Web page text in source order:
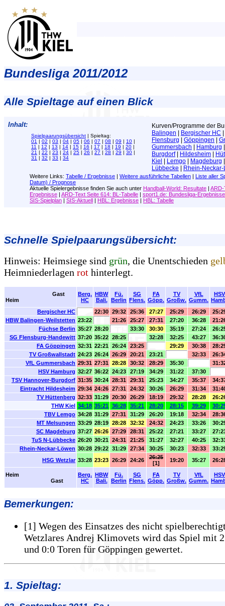
Bundesliga 2011/2012
Alle Spieltage auf einen Blick
Inhalt:
Spielpaarungsübersicht | Spieltag:
01 | 02 | 03 | 04 | 05 | 06 | 07 | 08 | 09 | 10 |
11 | 12 | 13 | 14 | 15 | 16 | 17 | 18 | 19 | 20 |
21 | 22 | 23 | 24 | 25 | 26 | 27 | 28 | 29 | 30 |
31 | 32 | 33 | 34
Kurven/Programme der
Balingen
Bergischer HC
Flensburg
Göppingen
Gummersbach
Hamburg
Burgdorf| Hildesheim
Kiel
Lemgo Magdeburg
Lübbecke
Rhein-
Weitere Links: Tabelle / Ergebnisse | Weitere ausführliche Tabellen | Liste aller
Datum) / Prognose
Aktuelle Spielergebnisse finden Sie auch unter Handball-World: Resultate | ARD-
Ergebnisse | ARD-Text Seite 614: BL-Tabelle | sport1.de: Bundesliga-Ergebnisse
SIS-Spielplan | SIS-Aktuell | HBL: Ergebnisse | HBL: Tabelle
Schnelle Spielpaarungsübersicht:
Hinweis: Heimsiege sind grün, die Unentschieden
Heimniederlagen rot hinterlegt.
Gast
Heim
Berg.
HC
HBW
Bali.
Fü.
Berlin
SG
Flens.
FA
Göpp.
TV
Großw.
VfL
Gumm.
HSV
Bergischer HC
22:30 29:32 25:36 27:27 25:29 26:29
HBW Balingen-Weilstetten 23:22 21:26 25:27 27:31 27:20 36:28
Füchse Berlin 35:27 28:20 33:30 30:30 35:19 27:24
SG Flensburg-Handewitt 37:20 35:22 28:25 32:28 32:25 43:27
FA Göppingen 32:31 22:21 26:24 23:25 29:29 30:38
TV Großwallstadt 24:23 26:24 26:29 20:21 23:21 32:33
VfL Gummersbach 29:31 27:31 28:28 30:32 28:29 35:30
HSV Hamburg 32:27 36:22 24:23 27:19 34:29 31:22
37:30
TSV Hannover-Burgdorf 31:35 30:24 28:31 29:31 25:23 34:27 35:37
Eintracht Hildesheim 29:34 24:26 27:31 24:32 30:26 26:29 31:34
TV Hüttenberg 32:33 31:29 20:30 26:29 18:19 29:32 28:28
THW Kiel 34:18 35:21 36:28 35:21 28:20 28:15 39:29
TBV Lemgo 34:28 31:29 27:31 31:29 26:20 19:18 32:34
MT Melsungen 33:29 28:19 28:28 32:32 24:32 24:23 33:26
SC Magdeburg 37:27 26:26 27:29 28:31 25:22 27:21 33:27
TuS N-Lübbecke 26:20 30:21 24:31 21:25 31:27 32:27 40:25
Rhein-Neckar-Löwen 30:28 29:22 31:29 27:34 30:25 30:23 32:33
HSG Wetzlar 33:28 23:23 26:29 24:26
26:25
[1]
19:20 35:27
Heim
Gast
Berg.
HC
HBW
Bali.
Fü.
Berlin
SG
Flens.
FA
Göpp.
TV
Großw.
VfL
Gumm.
HSV
Bemerkungen:
[1] Wegen des Einsatzes des nicht
Wetzlares Andrej Klimovets wird das Spiel mit
und 0:0 Toren für Göppingen gewertet.
1. Spieltag: